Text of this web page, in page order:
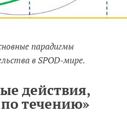
парадигмы
в SPOD-мире.
действия,
течению»